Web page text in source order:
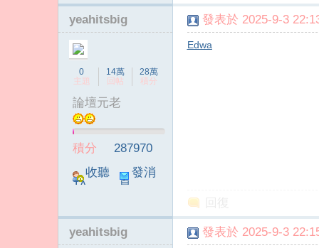
yeahitsbig
0
主題
14萬
回帖
28萬
積分
論壇元老
積分
287970
收聽
TA
發消
息
發表於 2025-9-3
Edwa
yeahitsbig 發表於 2025-9-3